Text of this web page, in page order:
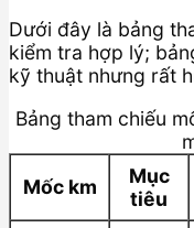
Dưới đây là bảng
kiểm tra hợp lý;
kỹ thuật nhưng rất
Bảng tham chiếu
Mốc km
Mục
tiêu